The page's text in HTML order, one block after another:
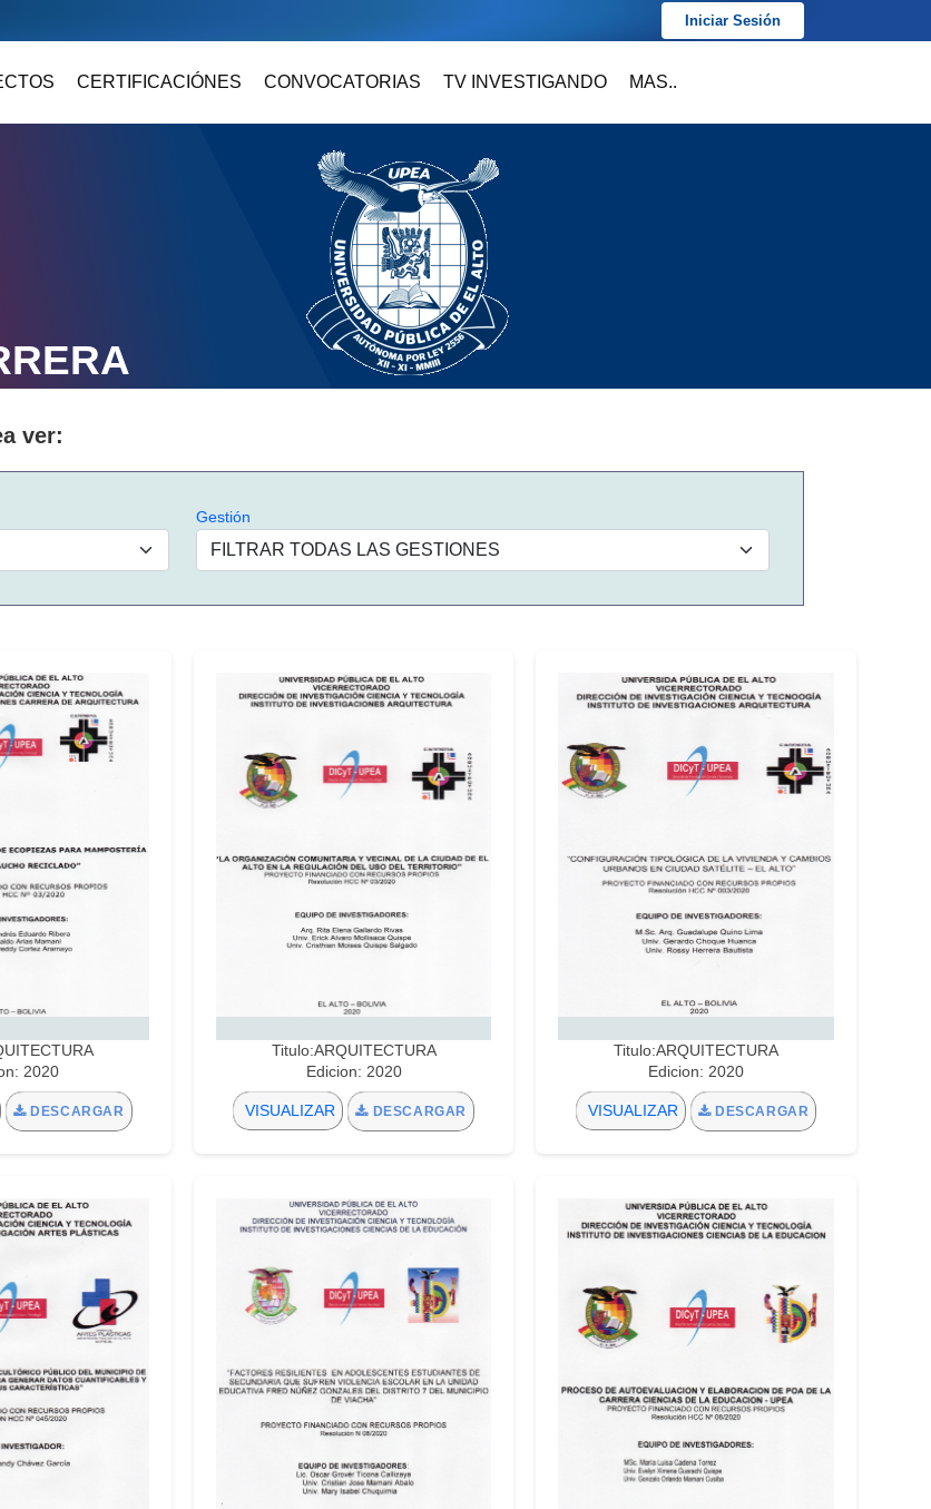
Iniciar Sesión
CERTIFICACIÓNES CONVOCATORIAS TV INVESTIGANDO MAS..
ver:
Gestión
2020
DESCARGAR
Titulo:ARQUITECTURA
Edicion: 2020
VISUALIZAR DESCARGAR
Titulo:ARQUITECTURA
Edicion: 2020
VISUALIZAR DESCARGAR